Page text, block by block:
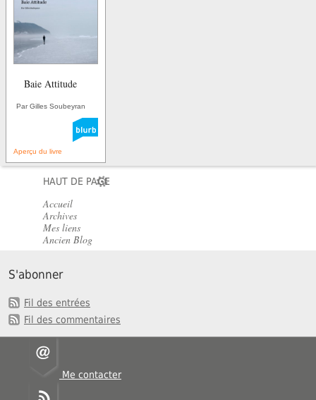
Baie Attitude
Par Gilles Soubeyran
Aperçu du livre
HAUT DE PAGE
Accueil
Archives
Mes liens
Ancien Blog
S'abonner
Fil des entrées
Fil des commentaires
Me contacter